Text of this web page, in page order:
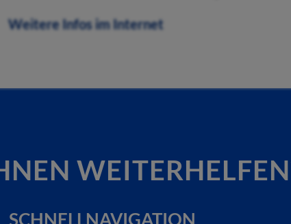
Weitere Infos im Internet
SCHNELLNAVIGATION